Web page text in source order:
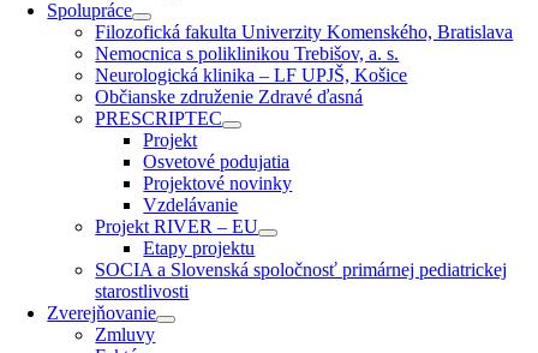
Spolupráce
Filozofická fakulta Univerzity Komenského, Bratislava
Nemocnica s poliklinikou Trebišov, a. s.
Neurologická klinika – LF UPJŠ, Košice
Občianske združenie Zdravé ďasná
PRESCRIPTEC
Projekt
Osvetové podujatia
Projektové novinky
Vzdelávanie
Projekt RIVER – EU
Etapy projektu
SOCIA a Slovenská spoločnosť primárnej pediatrickej
starostlivosti
Zverejňovanie
Zmluvy